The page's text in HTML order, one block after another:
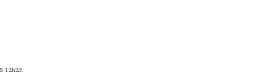
12h23.